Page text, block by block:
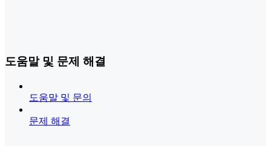
도움말 및 문제 해결
도움말 및 문의
문제 해결